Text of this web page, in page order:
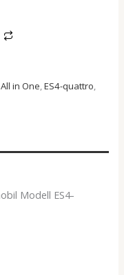
in One,ES4-quattro,
Modell ES4-